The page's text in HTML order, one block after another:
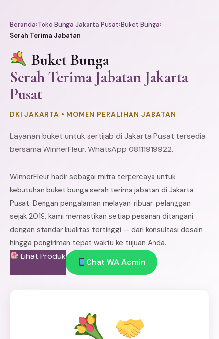
Beranda›Toko Bunga Jakarta Pusat›Buket Bunga›
Serah Terima Jabatan
Buket Bunga
Serah Terima Jabatan Jakarta
Pusat
DKI JAKARTA • MOMEN PERALIHAN JABATAN
Layanan buket untuk sertijab di Jakarta Pusat tersedia
bersama WinnerFleur. WhatsApp 08111919922.
WinnerFleur hadir sebagai mitra terpercaya untuk
kebutuhan buket bunga serah terima jabatan di Jakarta
Pusat. Dengan pengalaman melayani ribuan pelanggan
sejak 2019, kami memastikan setiap pesanan ditangani
dengan standar kualitas tertinggi — dari konsultasi desain
hingga pengiriman tepat waktu ke tujuan Anda.
Lihat Produk
Chat WA Admin